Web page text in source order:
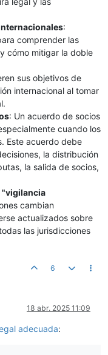
:
comprender las
cómo mitigar la doble
sus objetivos de
internacional al tomar
: Un acuerdo de socios
cuando los
Este acuerdo debe
la distribución
la salida de socios,
"vigilancia
cambian
actualizados sobre
las jurisdicciones
6
18 abr. 2025 11:09
adecuada: